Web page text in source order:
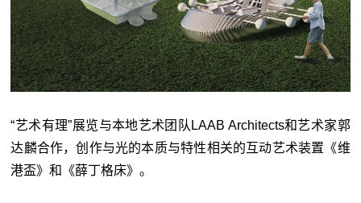
“艺术有理”展览与本地艺术团队LAAB Architects和艺术家郭
达麟合作，创作与光的本质与特性相关的互动艺术装置《维
港盃》和《薛丁格床》。